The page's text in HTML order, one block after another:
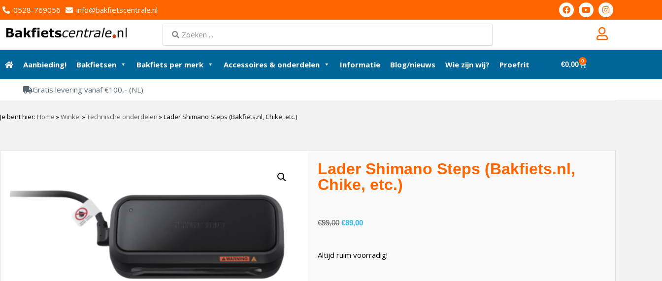
0528-769056 info@bakfietscentrale.nl
Aanbieding! Bakfietsen Bakfiets per merk Accessoires & onderdelen Informatie Blog/nieuws Wie zijn wij? Proefrit €0,00 0
Gratis levering vanaf €100,- (NL)
Je bent hier: Home »Winkel »Technische onderdelen »Lader Shimano Steps (Bakfiets.nl, Chike, etc.)
Lader Shimano Steps (Bakfiets.nl,
Chike, etc.)
€99,00 €89,00
Altijd ruim voorradig!